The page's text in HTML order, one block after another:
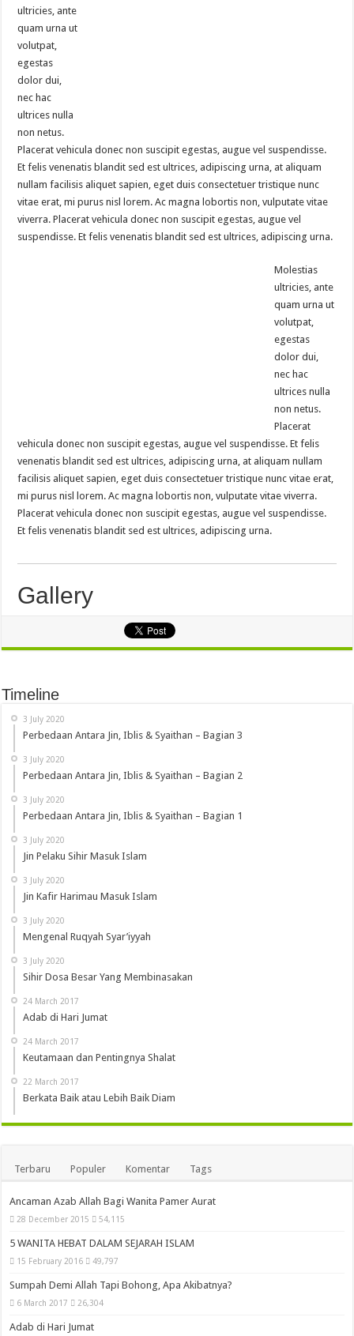
ultricies, ante
quam urna ut
volutpat,
egestas
dolor dui,
nec hac
ultrices nulla
non netus.
Placerat vehicula donec non suscipit egestas, augue vel suspendisse.
Et felis venenatis blandit sed est ultrices, adipiscing urna, at aliquam
nullam facilisis aliquet sapien, eget duis consectetuer tristique nunc
vitae erat, mi purus nisl lorem. Ac magna lobortis non, vulputate vitae
viverra. Placerat vehicula donec non suscipit egestas, augue vel
suspendisse. Et felis venenatis blandit sed est ultrices, adipiscing urna.
Molestias
ultricies, ante
quam urna ut
volutpat,
egestas
dolor dui,
nec hac
ultrices nulla
non netus.
Placerat
vehicula donec non suscipit egestas, augue vel suspendisse. Et felis
venenatis blandit sed est ultrices, adipiscing urna, at aliquam nullam
facilisis aliquet sapien, eget duis consectetuer tristique nunc vitae erat,
mi purus nisl lorem. Ac magna lobortis non, vulputate vitae viverra.
Placerat vehicula donec non suscipit egestas, augue vel suspendisse.
Et felis venenatis blandit sed est ultrices, adipiscing urna.
Gallery
Timeline
3 July 2020
Perbedaan Antara Jin, Iblis & Syaithan – Bagian 3
3 July 2020
Perbedaan Antara Jin, Iblis & Syaithan – Bagian 2
3 July 2020
Perbedaan Antara Jin, Iblis & Syaithan – Bagian 1
3 July 2020
Jin Pelaku Sihir Masuk Islam
3 July 2020
Jin Kafir Harimau Masuk Islam
3 July 2020
Mengenal Ruqyah Syar’iyyah
3 July 2020
Sihir Dosa Besar Yang Membinasakan
24 March 2017
Adab di Hari Jumat
24 March 2017
Keutamaan dan Pentingnya Shalat
22 March 2017
Berkata Baik atau Lebih Baik Diam
Terbaru Populer Komentar Tags
Ancaman Azab Allah Bagi Wanita Pamer Aurat
28 December 2015 54,115
5 WANITA HEBAT DALAM SEJARAH ISLAM
15 February 2016 49,797
Sumpah Demi Allah Tapi Bohong, Apa Akibatnya?
6 March 2017 26,304
Adab di Hari Jumat